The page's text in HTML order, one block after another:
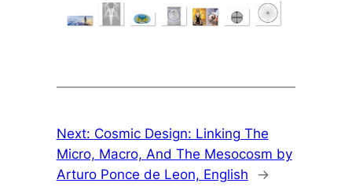
Next: Cosmic Design: Linking The
Micro, Macro, And The Mesocosm by
Arturo Ponce de Leon, English
→